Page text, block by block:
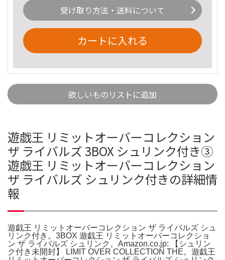
受け取り方法・送料について
カートに入れる
欲しいものリストに追加
遊戯王 リミットオーバーコレクション
ザ ライバルズ 3BOX シュリンク付き③
遊戯王 リミットオーバーコレクション
ザ ライバルズ シュリンク付きの詳細情
報
遊戯王 リミットオーバーコレクション ザ ライバルズ シュ
リンク付き。3BOX 遊戯王 リミットオーバーコレクショ
ン ザ ライバルズ シュリンク。Amazon.co.jp: 【シュリン
ク付き未開封】 LIMIT OVER COLLECTION THE。遊戯王